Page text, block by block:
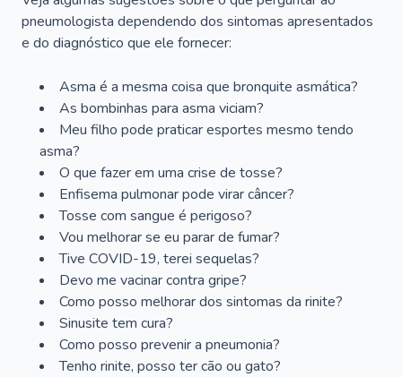
pneumologista dependendo dos sintomas apresentados
e do diagnóstico que ele fornecer:
Asma é a mesma coisa que bronquite asmática?
As bombinhas para asma viciam?
Meu filho pode praticar esportes mesmo tendo
asma?
O que fazer em uma crise de tosse?
Enfisema pulmonar pode virar câncer?
Tosse com sangue é perigoso?
Vou melhorar se eu parar de fumar?
Tive COVID-19, terei sequelas?
Devo me vacinar contra gripe?
Como posso melhorar dos sintomas da rinite?
Sinusite tem cura?
Como posso prevenir a pneumonia?
Tenho rinite, posso ter cão ou gato?